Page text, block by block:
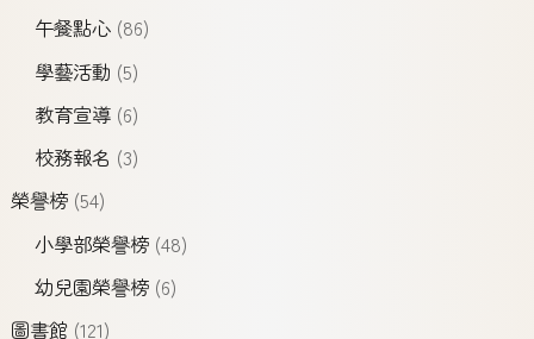
午餐點心(86)
學藝活動 (5)
教育宣導(6)
校務報名 (3)
榮譽榜(54)
小學部榮譽榜(48)
幼兒園榮譽榜(6)
圖書館(121)